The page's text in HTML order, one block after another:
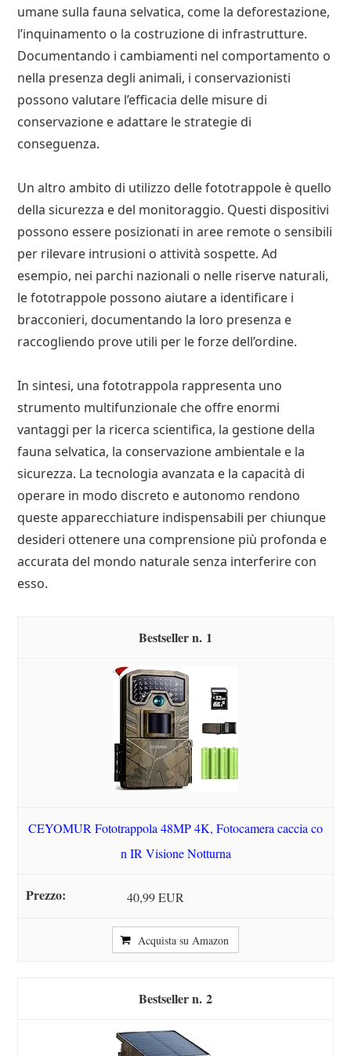
umane sulla fauna selvatica, come la deforestazione,
l’inquinamento o la costruzione di infrastrutture.
Documentando i cambiamenti nel comportamento o
nella presenza degli animali, i conservazionisti
possono valutare l’efficacia delle misure di
conservazione e adattare le strategie di
conseguenza.
Un altro ambito di utilizzo delle fototrappole è quello
della sicurezza e del monitoraggio. Questi dispositivi
possono essere posizionati in aree remote o sensibili
per rilevare intrusioni o attività sospette. Ad
esempio, nei parchi nazionali o nelle riserve naturali,
le fototrappole possono aiutare a identificare i
bracconieri, documentando la loro presenza e
raccogliendo prove utili per le forze dell’ordine.
In sintesi, una fototrappola rappresenta uno
strumento multifunzionale che offre enormi
vantaggi per la ricerca scientifica, la gestione della
fauna selvatica, la conservazione ambientale e la
sicurezza. La tecnologia avanzata e la capacità di
operare in modo discreto e autonomo rendono
queste apparecchiature indispensabili per chiunque
desideri ottenere una comprensione più profonda e
accurata del mondo naturale senza interferire con
esso.
1
CEYOMUR Fototrappola 48MP 4K, Fotocamera caccia co
n IR Visione Notturna
40,99 EUR
Acquista su Amazon
2